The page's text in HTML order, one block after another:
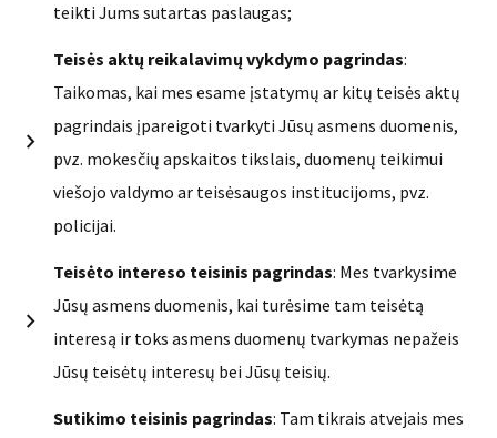
teikti Jums sutartas paslaugas;
Teisės aktų reikalavimų vykdymo pagrindas:
Taikomas, kai mes esame įstatymų ar kitų teisės aktų
pagrindais įpareigoti tvarkyti Jūsų asmens duomenis,
pvz. mokesčių apskaitos tikslais, duomenų teikimui
viešojo valdymo ar teisėsaugos institucijoms, pvz.
policijai.
Teisėto intereso teisinis pagrindas: Mes tvarkysime
Jūsų asmens duomenis, kai turėsime tam teisėtą
interesą ir toks asmens duomenų tvarkymas nepažeis
Jūsų teisėtų interesų bei Jūsų teisių.
Sutikimo teisinis pagrindas: Tam tikrais atvejais mes